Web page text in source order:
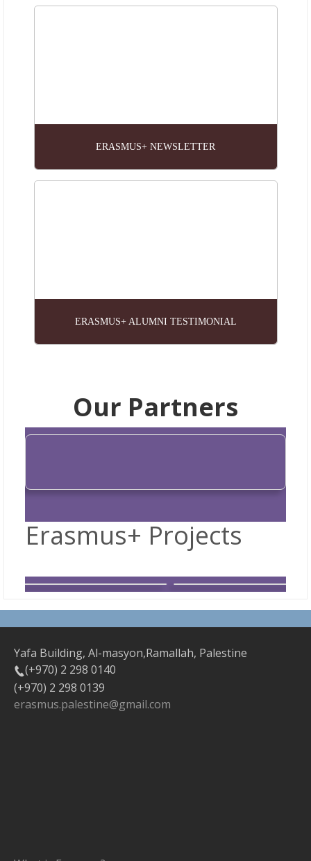
ERASMUS+ NEWSLETTER
ERASMUS+ ALUMNI TESTIMONIAL
Our Partners
Erasmus+ Projects
Yafa Building, Al-masyon,Ramallah, Palestine
(+970) 2 298 0140
(+970) 2 298 0139
erasmus.palestine@gmail.com